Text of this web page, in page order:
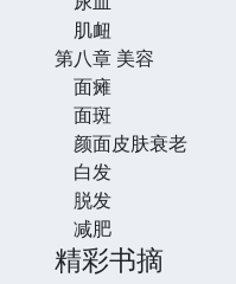
肌衄
第八章 美容
面瘫
面斑
颜面皮肤衰老
白发
脱发
减肥
精彩书摘